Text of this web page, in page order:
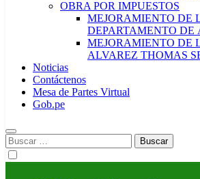
OBRA POR IMPUESTOS
MEJORAMIENTO DE
DEPARTAMENTO DE
MEJORAMIENTO DE
ALVAREZ THOMAS
Noticias
Contáctenos
Mesa de Partes Virtual
Gob.pe
Buscar: